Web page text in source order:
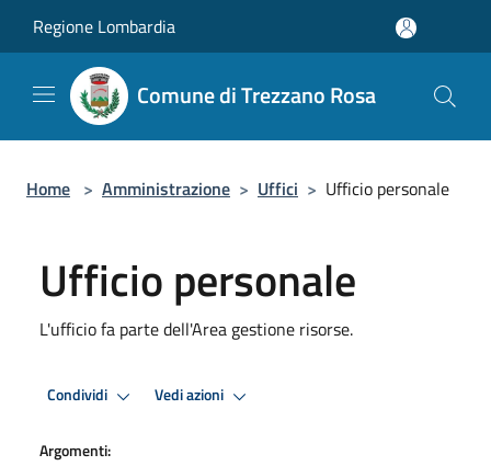
Regione Lombardia
Comune di Trezzano Rosa
Home > Amministrazione > Uffici > Ufficio personale
Ufficio personale
L'ufficio fa parte dell'Area gestione risorse.
Condividi Vedi azioni
Argomenti: